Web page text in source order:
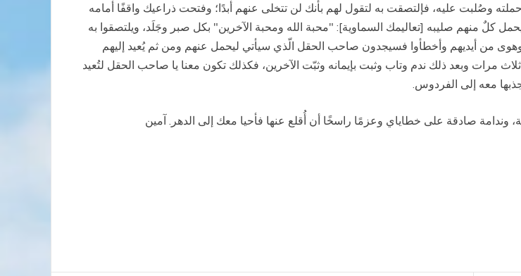
وصُلبت عليه، فإلتصقت به لتقول لهم بأنك لن تتخلى عنهم أبدًا؛ وفتحت ذراعيك واقفًا أمامه
كلٌ منهم صليبه [تعاليمك السماوية]: "محبة الله ومحبة الآخرين" بكل صبر وجَلَد، ويلتصقوا به
من أيديهم وأخطأوا فسيجدون صاحب الحقل الّذي سيأتي ليحمل عنهم ومن ثم يُعيد إليهم
مرات وبعد ذلك ندم وتاب وثبت بإيمانه وثبّت الآخرين، فكذلك تكون معنا يا صاحب الحقل لتُعيد
معه إلى الفردوس.
وندامة صادقة على خطاياي وعزمًا راسخًا أن أُقلع عنها فأحيا معك إلى الدهر. آمين